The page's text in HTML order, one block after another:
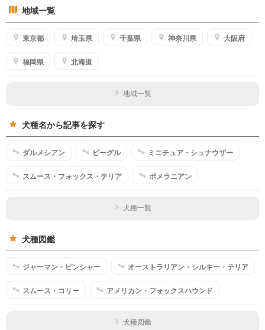
地域一覧
東京都 埼玉県 千葉県 神奈川県 大阪府
福岡県 北海道
地域一覧
犬種名から記事を探す
ダルメシアン ビーグル ミニチュア・シュナウザー
スムース・フォックス・テリア ポメラニアン
犬種一覧
犬種図鑑
ジャーマン・ピンシャー オーストラリアン・シルキー・テリア
スムース・コリー アメリカン・フォックスハウンド
犬種図鑑